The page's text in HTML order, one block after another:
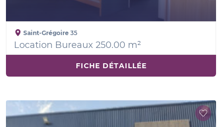
Saint-Grégoire 35
Location Bureaux 250.00 m²
FICHE DÉTAILLÉE